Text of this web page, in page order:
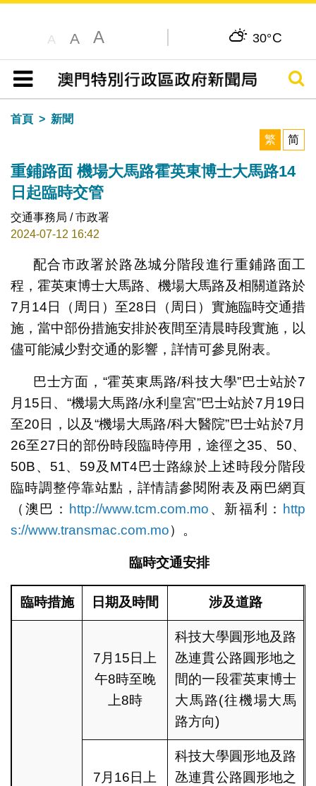
A A A 30°C
目錄
搜尋
首頁
新聞
繁
简
重鋪路面 機場大馬路霍英東博士大馬路14
日起臨時交管
交通事務局 / 市政署
2024-07-12 16:42
配合市政署於路氹城分階段進行重鋪路面工
程，霍英東博士大馬路、機場大馬路及相關道路於
7月14日（周日）至28日（周日）實施臨時交通措
施，當中部份措施安排於夜間至清晨時段實施，以
儘可能減少對交通的影響，詳情可參見附表。
巴士方面，“霍英東馬路/科技大學”巴士站於7
月15日、“機場大馬路/永利皇宮”巴士站於7月19日
至20日，以及“機場大馬路/科大醫院”巴士站於7月
26至27日的部份時段臨時停用，途徑之35、50、
50B、51、59及MT4巴士路線於上述時段分階段
臨時調整停靠站點，詳情請參閱附表及兩巴網頁
（澳巴： http://www.tcm.com.mo 、新福利： http
s://www.transmac.com.mo）。
臨時交通安排
臨時措施 日期及時間 涉及道路
7月15日上
午8時至晚
上8時
科技大學圓形地及路
氹連貫公路圓形地之
間的一段霍英東博士
大馬路(往機場大馬
路方向)
7月16日上
科技大學圓形地及路
氹連貫公路圓形地之